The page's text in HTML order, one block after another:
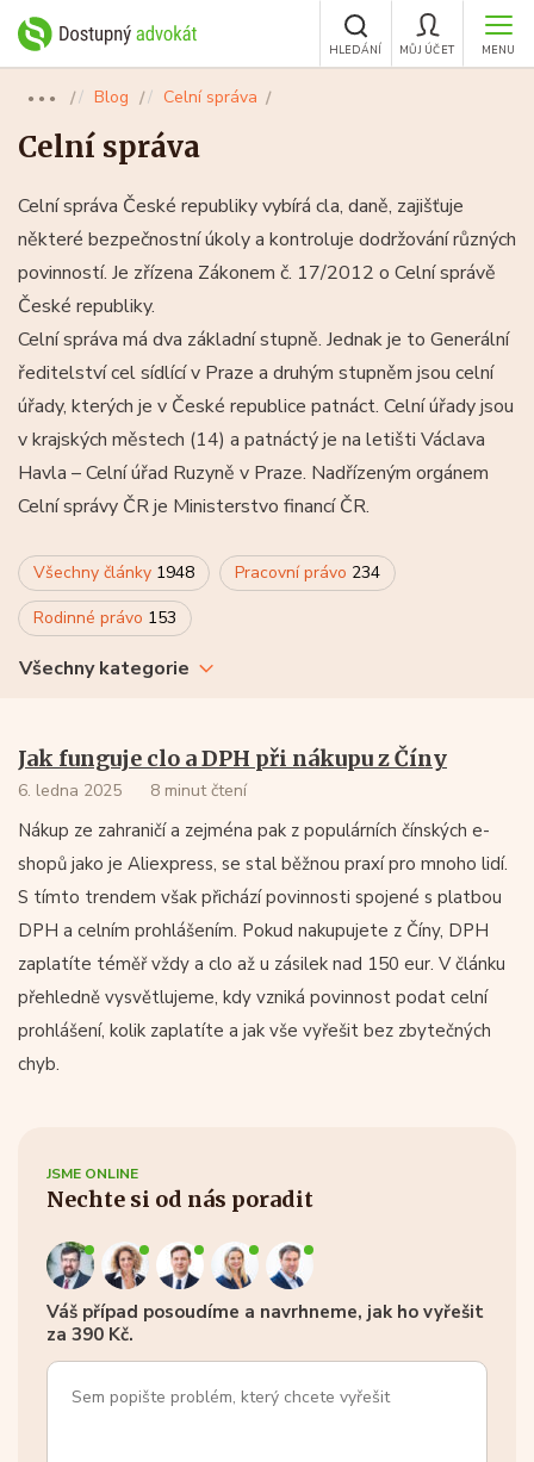
MENU
MŮJ ÚČET
HLEDÁNÍ
●●● Blog Celní správa
Celní správa
Celní správa České republiky vybírá cla, daně, zajišťuje
některé bezpečnostní úkoly a kontroluje dodržování různých
povinností. Je zřízena Zákonem č. 17​/2012 o Celní správě
České republiky.
Celní správa má dva základní stupně. Jednak je to Generální
ředitelství cel sídlící v Praze a druhým stupněm jsou celní
úřady, kterých je v České republice patnáct. Celní úřady jsou
v krajských městech (14) a patnáctý je na letišti Václava
Havla – Celní úřad Ruzyně v Praze. Nadřízeným orgánem
Celní správy ČR je Ministerstvo financí ČR.
Všechny články 1948 Pracovní právo 234
Rodinné právo 153
Všechny kategorie
Jak funguje clo a DPH při nákupu z Číny
6. ledna 2025 8 minut čtení
Nákup ze zahraničí a zejména pak z populárních čínských e-
shopů jako je Aliexpress, se stal běžnou praxí pro mnoho lidí.
S tímto trendem však přichází povinnosti spojené s platbou
DPH a celním prohlášením. Pokud nakupujete z Číny, DPH
zaplatíte téměř vždy a clo až u zásilek nad 150 eur. V článku
přehledně vysvětlujeme, kdy vzniká povinnost podat celní
prohlášení, kolik zaplatíte a jak vše vyřešit bez zbytečných
chyb.
JSME ONLINE
Nechte si od nás poradit
Váš případ posoudíme a navrhneme, jak ho vyřešit
za 390 Kč.